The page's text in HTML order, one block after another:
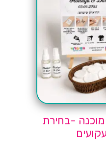
-בחירת